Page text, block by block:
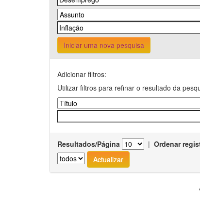
Iniciar uma nova pesquisa
Adicionar filtros:
Utilizar filtros para refinar o resultado da
Resultados/Página | Ordenar